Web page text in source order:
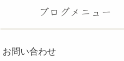
ブログメニュー
お問い合わせ